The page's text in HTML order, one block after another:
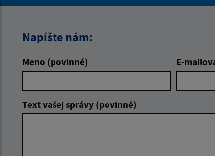
Napíšte nám:
Meno (povinné) E-
Text vašej správy (povinné)